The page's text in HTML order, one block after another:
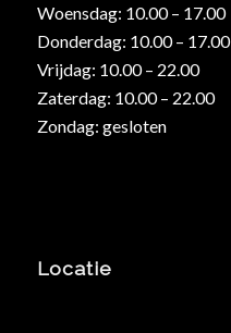
Woensdag: 10.00 – 17.00
Donderdag: 10.00 – 17.00
Vrijdag: 10.00 – 22.00
Zaterdag: 10.00 – 22.00
Zondag: gesloten
Locatie